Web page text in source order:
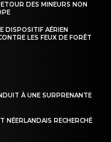
DES MINEURS NON
DISPOSITIF AÉRIEN
LES FEUX DE FORÊT
À UNE SURPRENANTE
NÉERLANDAIS RECHERCHÉ